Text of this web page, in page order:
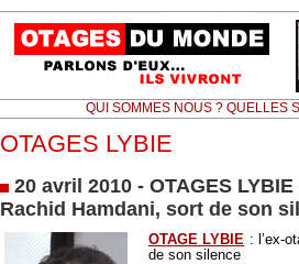
QUI SOMMES NOUS ? QUELLES
OTAGES LYBIE
20 avril 2010 - OTAGES
Rachid Hamdani, sort de son
OTAGE LYBIE : l’ex-
de son silence